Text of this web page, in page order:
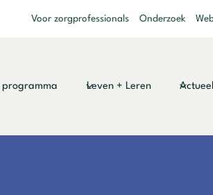
Voor zorgprofessionals Onderzoek
programma Leven + Leren Actueel